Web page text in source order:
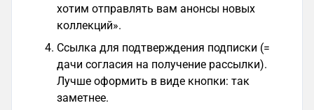
хотим отправлять вам анонсы новых
коллекций».
Ссылка для подтверждения подписки (=
дачи согласия на получение рассылки).
Лучше оформить в виде кнопки: так
заметнее.